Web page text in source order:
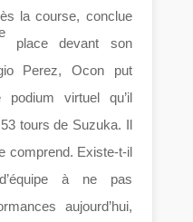
la course, conclue
place devant son
Perez, Ocon put
virtuel qu’il
tours de Suzuka. Il
comprend. Existe-t-il
à ne pas
aujourd’hui,